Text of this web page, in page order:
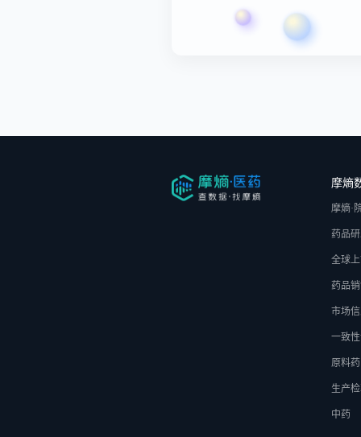
摩熵
摩熵·
药品
全球
药品
市场
一致
原料药
生产
中药